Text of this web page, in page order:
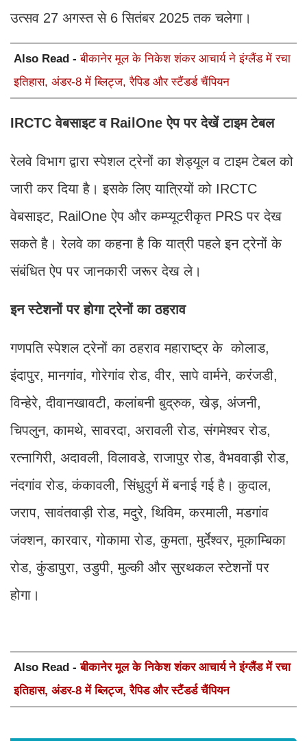
उत्सव 27 अगस्त से 6 सितंबर 2025 तक चलेगा।
Also Read -बीकानेर मूल के निकेश शंकर आचार्य ने इंग्लैंड में रचा
इतिहास, अंडर-8 में ब्लिट्ज, रैपिड और स्टैंडर्ड चैंपियन
IRCTC वेबसाइट व RailOne ऐप पर देखें टाइम टेबल
रेलवे विभाग द्वारा स्पेशल ट्रेनों का शेड्यूल व टाइम टेबल को
जारी कर दिया है। इसके लिए यात्रियों को IRCTC
वेबसाइट, RailOne ऐप और कम्प्यूटरीकृत PRS पर देख
सकते है। रेलवे का कहना है कि यात्री पहले इन ट्रेनों के
संबंधित ऐप पर जानकारी जरूर देख ले।
इन स्टेशनों पर होगा ट्रेनों का ठहराव
गणपति स्पेशल ट्रेनों का ठहराव महाराष्ट्र के कोलाड,
इंदापुर, मानगांव, गोरेगांव रोड, वीर, सापे वार्मने, करंजडी,
विन्हेरे, दीवानखावटी, कलांबनी बुद्रुक, खेड़, अंजनी,
चिपलुन, कामथे, सावरदा, अरावली रोड, संगमेश्वर रोड,
रत्नागिरी, अदावली, विलावडे, राजापुर रोड, वैभववाड़ी रोड,
नंदगांव रोड, कंकावली, सिंधुदुर्ग में बनाई गई है। कुदाल,
जराप, सावंतवाड़ी रोड, मदुरे, थिविम, करमाली, मडगांव
जंक्शन, कारवार, गोकामा रोड, कुमता, मुर्देश्वर, मूकाम्बिका
रोड, कुंडापुरा, उडुपी, मुल्की और सुरथकल स्टेशनों पर
होगा।
Also Read -बीकानेर मूल के निकेश शंकर आचार्य ने इंग्लैंड में रचा
इतिहास, अंडर-8 में ब्लिट्ज, रैपिड और स्टैंडर्ड चैंपियन